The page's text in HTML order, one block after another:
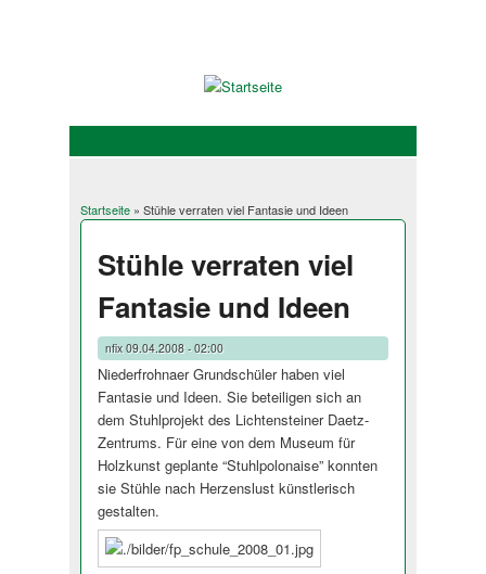
Sie sind hier
Startseite» Stühle verraten viel Fantasie und Ideen
Stühle verraten viel
Fantasie und Ideen
nfix09.04.2008 - 02:00
Niederfrohnaer Grundschüler haben viel
Fantasie und Ideen. Sie beteiligen sich an
dem Stuhlprojekt des Lichtensteiner Daetz-
Zentrums. Für eine von dem Museum für
Holzkunst geplante “Stuhlpolonaise” konnten
sie Stühle nach Herzenslust künstlerisch
gestalten.